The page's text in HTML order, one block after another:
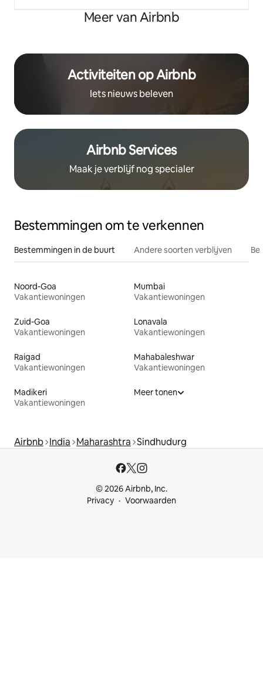
Meer van Airbnb
Activiteiten op Airbnb
Iets nieuws beleven
Airbnb Services
Maak je verblijf nog specialer
Bestemmingen om te verkennen
Bestemmingen in de buurt Andere soorten verblijven
Noord-Goa
Vakantiewoningen
Mumbai
Vakantiewoningen
Zuid-Goa
Vakantiewoningen
Lonavala
Vakantiewoningen
Raigad
Vakantiewoningen
Mahabaleshwar
Vakantiewoningen
Madikeri
Vakantiewoningen
Meer tonen
Airbnb India Maharashtra Sindhudurg
© 2026 Airbnb, Inc.
Privacy
Voorwaarden